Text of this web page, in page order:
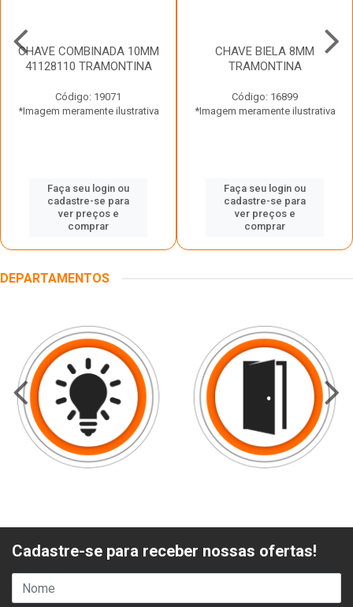
CHAVE COMBINADA 10MM
41128110 TRAMONTINA
Código: 19071
*Imagem meramente ilustrativa
Faça seu login ou
cadastre-se para
ver preços e
comprar
CHAVE BIELA 8MM
TRAMONTINA
Código: 16899
*Imagem meramente ilustrativa
Faça seu login ou
cadastre-se para
ver preços e
comprar
DEPARTAMENTOS
Cadastre-se para receber nossas ofertas!